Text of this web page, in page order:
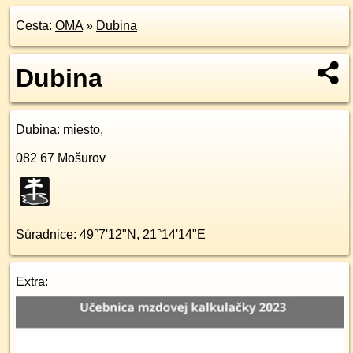
Cesta: OMA» Dubina
Dubina
Dubina: miesto,
082 67 Mošurov
Súradnice: 49°7'12"N , 21°14'14"E
Extra: